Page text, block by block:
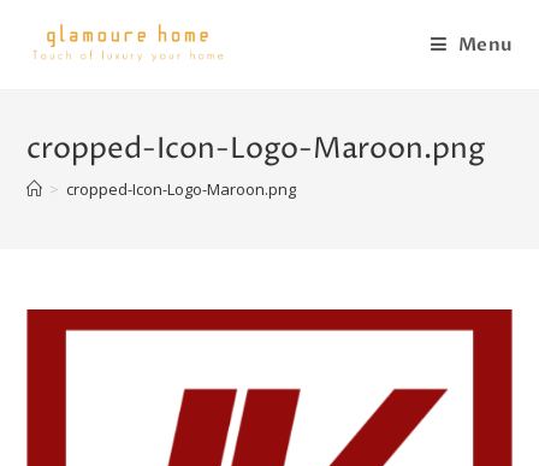
Menu
cropped-Icon-Logo-Maroon.png
> cropped-Icon-Logo-Maroon.png